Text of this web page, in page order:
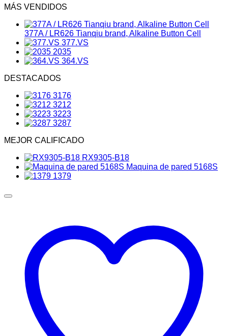
MÁS VENDIDOS
377A / LR626 Tianqiu brand, Alkaline Button Cell
377.VS
2035
364.VS
DESTACADOS
3176
3212
3223
3287
MEJOR CALIFICADO
RX9305-B18
Maquina de pared 5168S
1379